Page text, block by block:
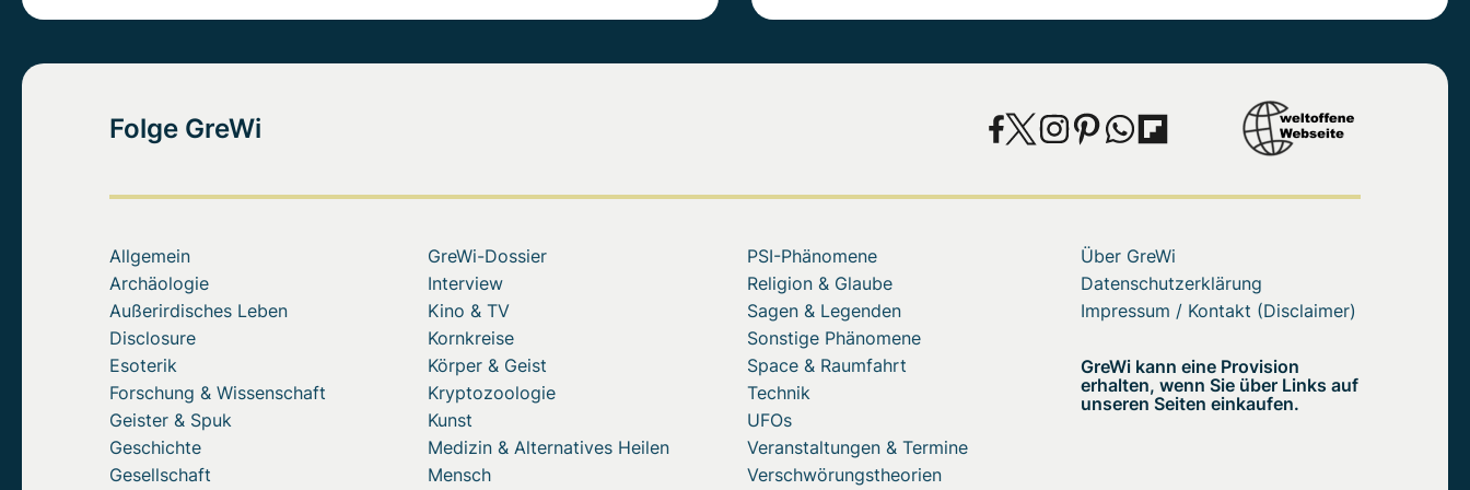
Folge GreWi
Allgemein
Archäologie
Außerirdisches Leben
Disclosure
Esoterik
Forschung & Wissenschaft
Geister & Spuk
Geschichte
Gesellschaft
GreWi-Dossier
Interview
Kino & TV
Kornkreise
Körper & Geist
Kryptozoologie
Kunst
Medizin & Alternatives Heilen
Mensch
PSI-Phänomene
Religion & Glaube
Sagen & Legenden
Sonstige Phänomene
Space & Raumfahrt
Technik
UFOs
Veranstaltungen & Termine
Verschwörungstheorien
Über GreWi
Datenschutzerklärung
Impressum / Kontakt (Disclaimer)
GreWi kann eine Provision
erhalten, wenn Sie über Links auf
unseren Seiten einkaufen.